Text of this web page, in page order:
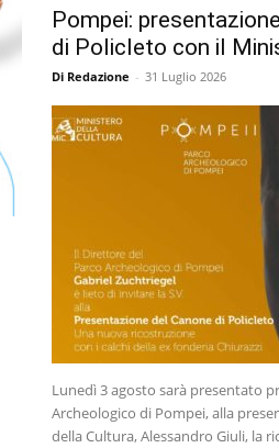
Pompei:
di Policleto con il
Di Redazione - 31 Luglio 2026
Lunedì 3 agosto sarà presentato
Archeologico di Pompei, alla
della Cultura, Alessandro Giuli, la